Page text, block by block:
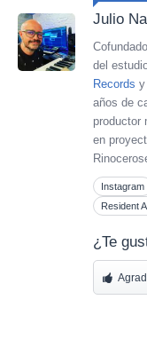
Julio
del
Records y
años de
productor
en
Instagram
Resident
¿Te